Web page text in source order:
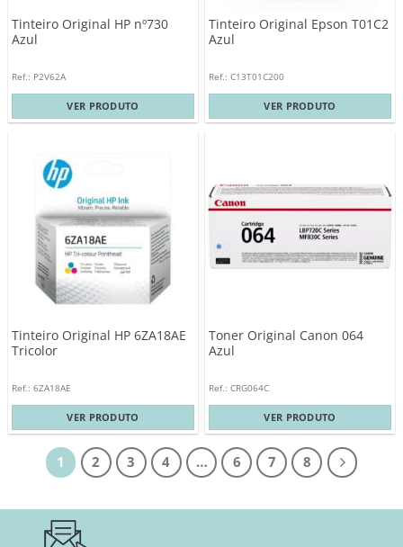
Tinteiro Original HP nº730
Azul
Ref.: P2V62A
VER PRODUTO
Tinteiro Original Epson T01C2
Azul
Ref.: C13T01C200
VER PRODUTO
Tinteiro Original HP 6ZA18AE
Tricolor
Ref.: 6ZA18AE
VER PRODUTO
Toner Original Canon 064
Azul
Ref.: CRG064C
VER PRODUTO
1 2 3 4 … 6 7 8